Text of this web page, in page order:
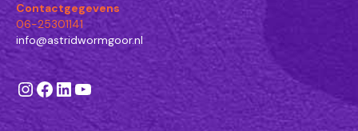
Contactgegevens
06-25301141
info@astridwormgoor.nl
Instagram
Facebook
LinkedIn
YouTube